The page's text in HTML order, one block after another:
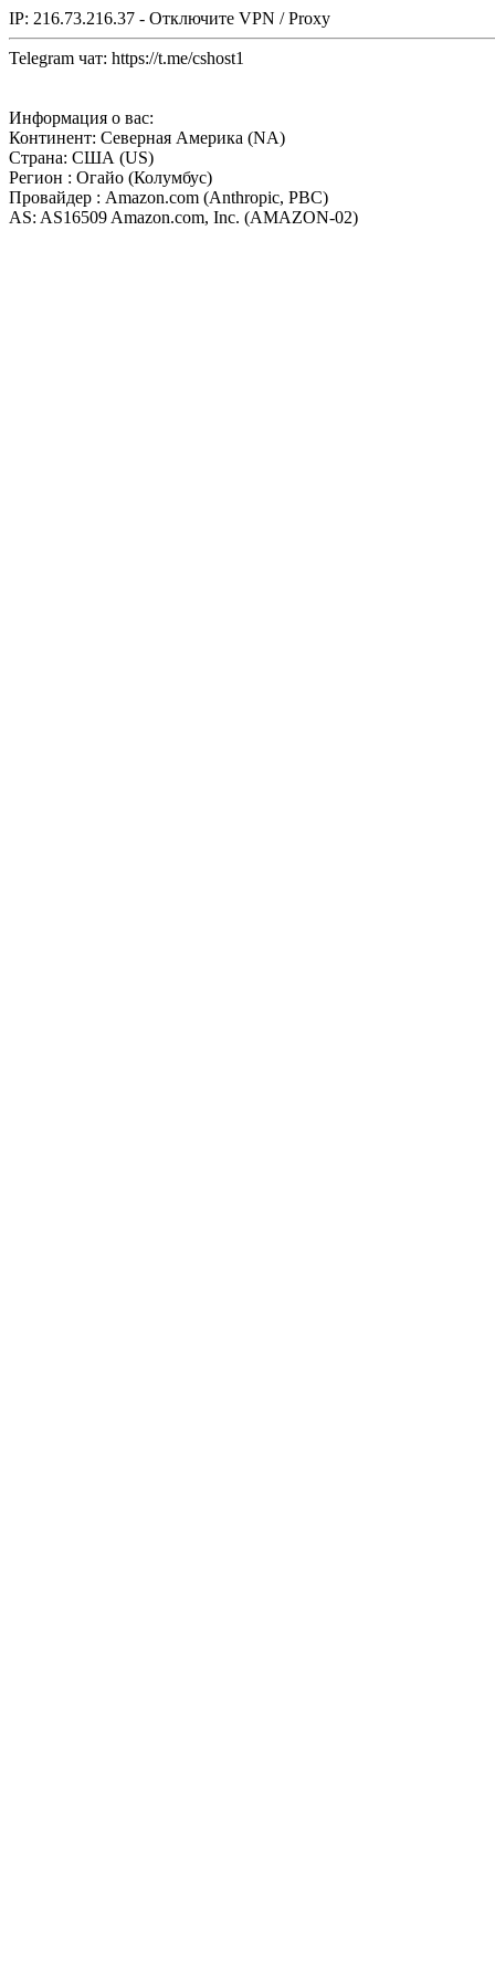
IP: 216.73.216.37 - Отключите VPN / Proxy
Telegram чат: https://t.me/cshost1
Информация о вас:
Континент: Северная Америка (NA)
Страна: США (US)
Регион : Огайо (Колумбус)
Провайдер : Amazon.com (Anthropic, PBC)
AS: AS16509 Amazon.com, Inc. (AMAZON-02)